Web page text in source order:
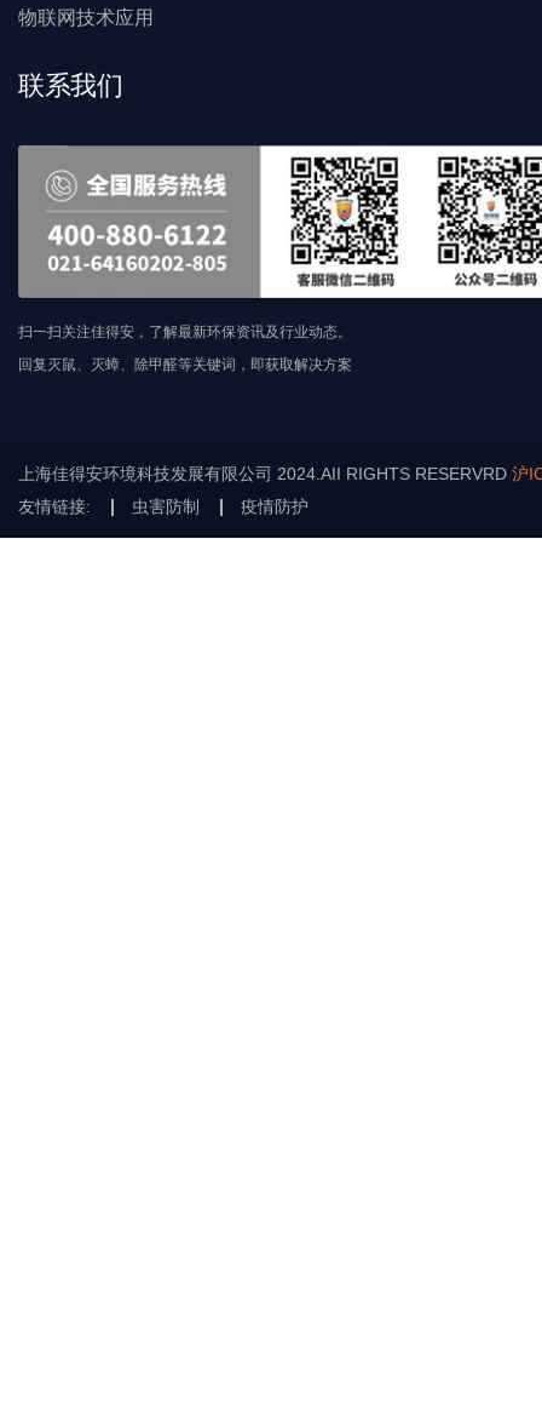
物联网技术应用
联系我们
扫一扫关注佳得安，了解最新环保资讯及行业动态。
回复灭鼠、灭蟑、除甲醛等关键词，即获取解决方案
上海佳得安环境科技发展有限公司 2024.AII RIGHTS RESERVRD 沪
友情链接:
虫害防制 疫情防护